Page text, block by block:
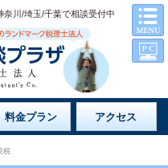
川/埼玉/千葉で相談受付中
料金プラン アクセス
税